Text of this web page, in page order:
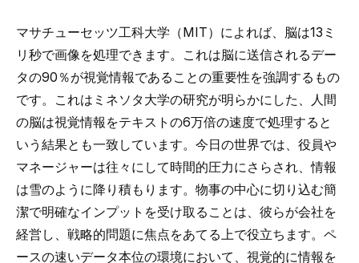
マサチューセッツ工科大学（MIT） によれば、脳は13ミ
リ秒で画像を処理できます。これは脳に送信されるデー
タの90％が視覚情報であることの重要性を強調するもの
です。これは ミネソタ大学の研究が明らかにした、人間
の脳は視覚情報をテキストの6万倍の速度で処理すると
いう結果とも一致しています。今日の世界では、役員や
マネージャーは往々にして時間的圧力にさらされ、情報
は雪のように降り積もります。物事の中心に切り込む簡
潔で明確なインプットを受け取ることは、彼らが会社を
経営し、戦略的問題に焦点をあてる上で役立ちます。ペ
ースの速いデータ本位の環境において、視覚的に情報を